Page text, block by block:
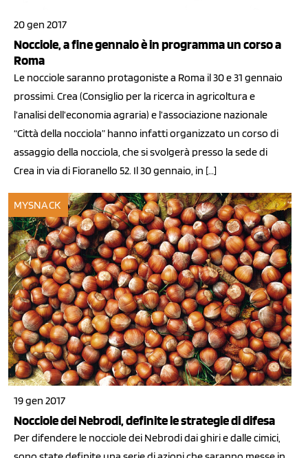
20 gen 2017
Nocciole, a fine gennaio è in programma un corso a
Roma
Le nocciole saranno protagoniste a Roma il 30 e 31 gennaio
prossimi. Crea (Consiglio per la ricerca in agricoltura e
l’analisi dell’economia agraria) e l’associazione nazionale
“Città della nocciola” hanno infatti organizzato un corso di
assaggio della nocciola, che si svolgerà presso la sede di
Crea in via di Fioranello 52. Il 30 gennaio, in […]
MYSNACK
19 gen 2017
Nocciole dei Nebrodi, definite le strategie di difesa
Per difendere le nocciole dei Nebrodi dai ghiri e dalle cimici,